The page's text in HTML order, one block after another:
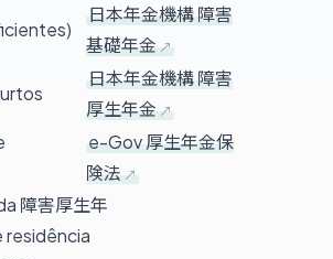
日本年金機構 障害
基礎年金
日本年金機構 障害
厚生年金
e-Gov 厚生年金保
険法
障害厚生年
residência